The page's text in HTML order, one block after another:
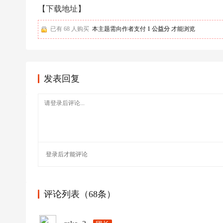
【下载地址】
已有 68 人购买 本主题需向作者支付 1 公益分 才能浏览
发表回复
登录后才能评论
评论列表（68条）